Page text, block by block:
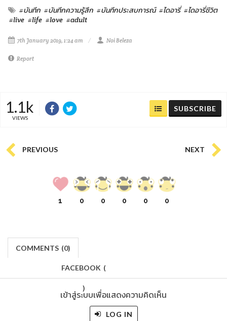
#บันทึก #บันทึกความรู้สึก #บันทึกประสบการณ์ #ไดอารี่ #ไดอารี่ชีวิต
#live #life #love #adult
7th January 2019, 1:24 am Noi Beleza
Report
1.1k
VIEWS
SUBSCRIBE
PREVIOUS NEXT
1 0 0 0 0 0
COMMENTS (0)
FACEBOOK (
)
เข้าสู่ระบบเพื่อแสดงความคิดเห็น
LOG IN